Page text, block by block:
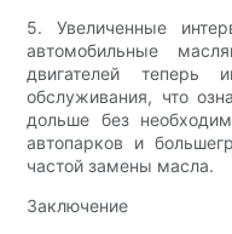
5. Увеличенные
автомобильные
двигателей теперь
обслуживания, что
дольше без
автопарков и
частой замены масла.
Заключение